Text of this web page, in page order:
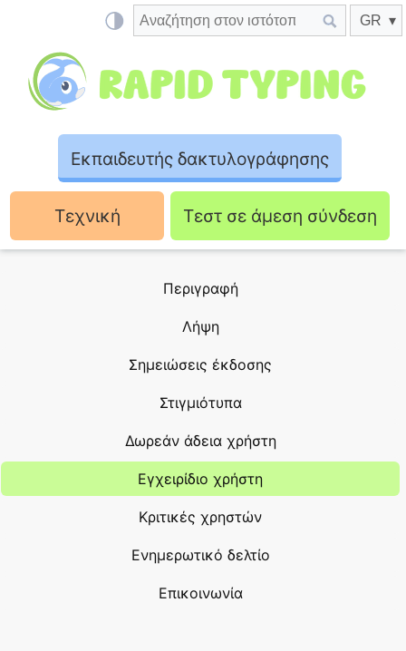
Εκπαιδευτής δακτυλογράφησης
Τεχνική Τεστ σε άμεση σύνδεση
Περιγραφή
Λήψη
Σημειώσεις έκδοσης
Στιγμιότυπα
Δωρεάν άδεια χρήστη
Εγχειρίδιο χρήστη
Κριτικές χρηστών
Ενημερωτικό δελτίο
Επικοινωνία